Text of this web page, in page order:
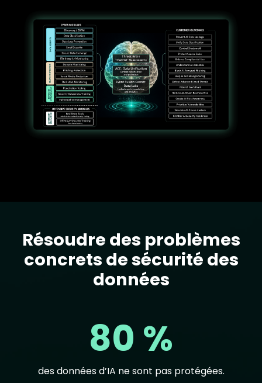
Text
Résoudre des problèmes
concrets de sécurité des
données
80 %
des données d’IA ne sont pas protégées.